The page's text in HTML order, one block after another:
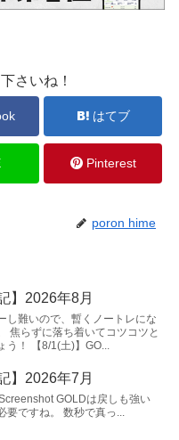
さいね！
はてブ
Pinterest
poron hime
】2026年8月
し難いので、暫くノートレにな
焦らずに落ち着いてコツコツと
！ 【8/1(土)】GO...
】2026年7月
GOLDは戻しも強い
要ですね。 数秒で真っ...